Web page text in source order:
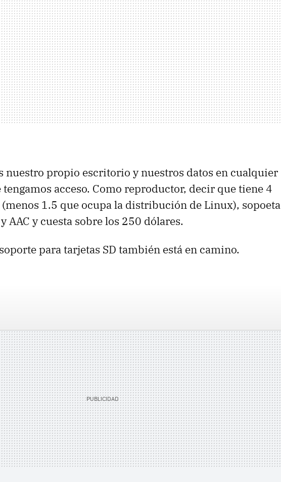
nuestro propio escritorio y nuestros datos en cualquier
acceso. Como reproductor, decir que tiene 4
(menos 1.5 que ocupa la distribución de Linux), sopoeta
AAC y cuesta sobre los 250 dólares.
para tarjetas SD también está en camino.